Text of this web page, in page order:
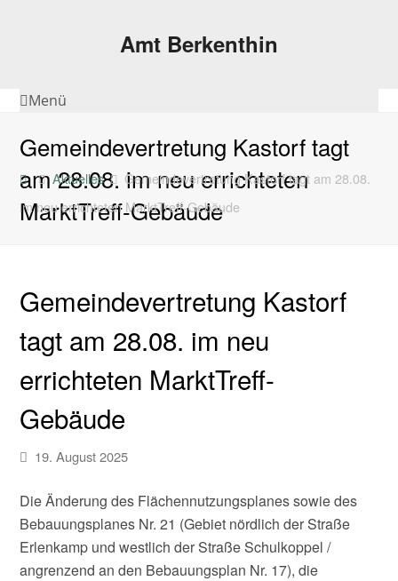
Amt Berkenthin
Menü
Gemeindevertretung Kastorf tagt
am 28.08. im neu errichteten
MarktTreff-Gebäude
Aktuelles
Gemeindevertretung Kastorf tagt am 28.08.
im neu errichteten MarktTreff-Gebäude
Gemeindevertretung Kastorf
tagt am 28.08. im neu
errichteten MarktTreff-
Gebäude
19. August 2025
Die Änderung des Flächennutzungsplanes sowie des
Bebauungsplanes Nr. 21 (Gebiet nördlich der Straße
Erlenkamp und westlich der Straße Schulkoppel /
angrenzend an den Bebauungsplan Nr. 17), die